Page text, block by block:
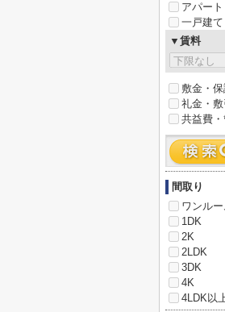
アパート
一戸建て
▼賃料
敷金・
礼金・敷
共益費
間取り
ワンルー
1DK
2K
2LDK
3DK
4K
4LDK以